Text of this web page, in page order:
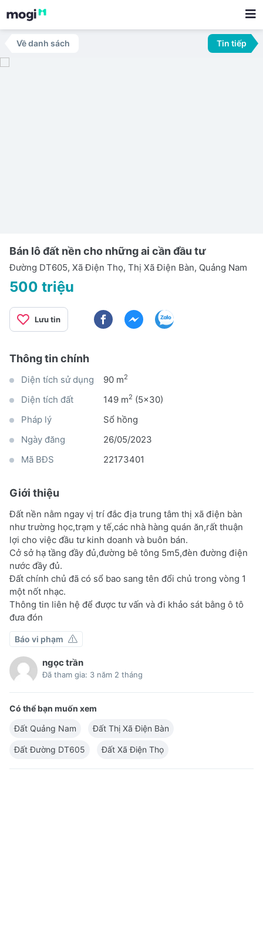
Về danh sách Tin tiếp
Bán lô đất nền cho những ai cần đầu tư
Đường DT605, Xã Điện Thọ, Thị Xã Điện Bàn, Quảng Nam
500 triệu
Lưu tin
Thông tin chính
Diện tích sử dụng 90 m2
Diện tích đất 149 m2 (5x30)
Pháp lý
Sổ hồng
Ngày đăng
26/05/2023
Mã BĐS
22173401
Giới thiệu
Đất nền nằm ngay vị trí đắc địa trung tâm thị xã điện bàn
như trường học,trạm y tế,các nhà hàng quán ăn,rất thuận
lợi cho việc đầu tư kinh doanh và buôn bán.
Cở sở hạ tầng đầy đủ,đường bê tông 5m5,đèn đường điện
nước đầy đủ.
Đất chính chủ đã có sổ bao sang tên đổi chủ trong vòng 1
một nốt nhạc.
Thông tin liên hệ để được tư vấn và đi khảo sát bằng ô tô
đưa đón
Báo vi phạm
ngọc trần
Đã tham gia: 3 năm 2 tháng
Có thể bạn muốn xem
Đất Quảng Nam
Đất Thị Xã Điện Bàn
Đất Đường DT605 Đất Xã Điện Thọ